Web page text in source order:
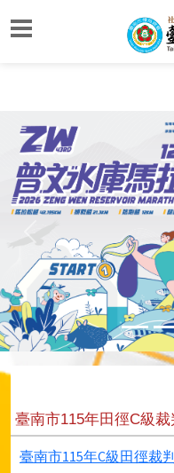
Previous
臺南市115年田徑C級
臺南市115年C級田徑裁